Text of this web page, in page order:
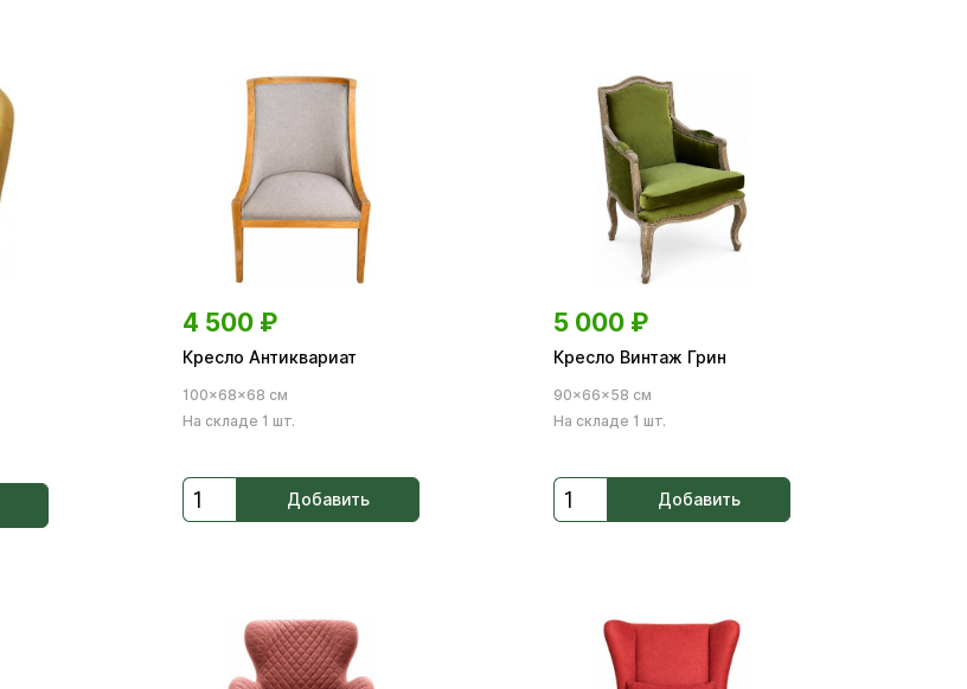
4 500 ₽
Кресло Антиквариат
100×68×68 см
На складе 1 шт.
Добавить
5 000 ₽
Кресло Винтаж Грин
90×66×58 см
На складе 1 шт.
Добавить